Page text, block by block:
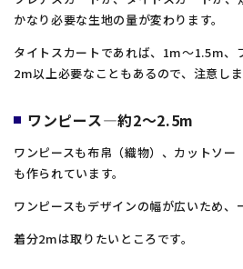
かなり必要な生地の量が変わります。
タイトスカートであれば、1m～1.5m、
2m以上必要なこともあるので、注意しま
ワンピース―約2～2.5m
ワンピースも布帛（織物）、カットソー
も作られています。
ワンピースもデザインの幅が広いため、
着分2mは取りたいところです。